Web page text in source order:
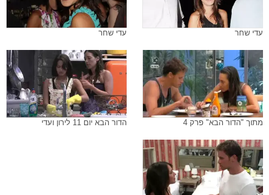
עדי שחר עדי שחר
מתוך "הדור הבא" פרק 4 הדור הבא יום 11 לירון ועדי